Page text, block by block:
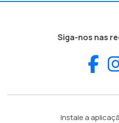
Siga-nos nas
Instale a